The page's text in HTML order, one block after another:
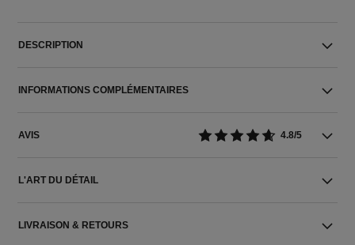
DESCRIPTION
INFORMATIONS COMPLÉMENTAIRES
AVIS 4.8/5
L'ART DU DÉTAIL
LIVRAISON & RETOURS